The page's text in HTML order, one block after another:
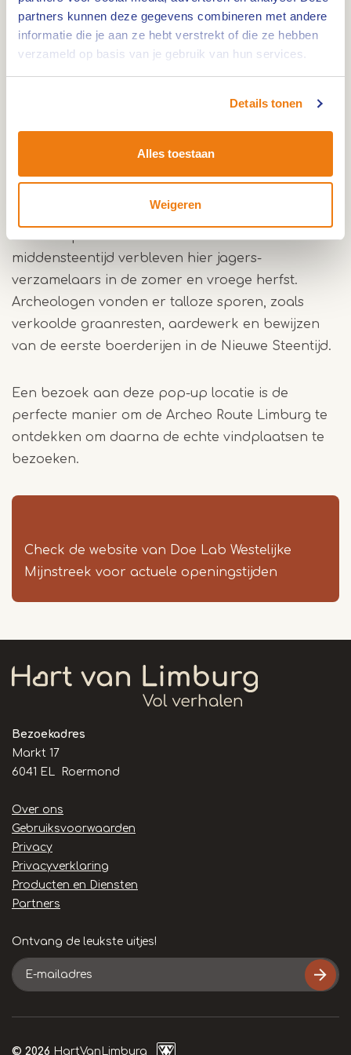
partners kunnen deze gegevens combineren met andere
informatie die je aan ze hebt verstrekt of die ze hebben
verzameld op basis van je gebruik van hun services.
Details tonen
Alles toestaan
Weigeren
Aijen. Via degratis Archeo Route Limburg 2.0 app
ontdek je het verhaal van deze plek, ondersteund
door moderne technieken, waardoor het lijkt
alsof je zelf terugreist naar de prehistorie.
dankzij het project Maaswerken beter beschermd
waterstand. De Maas bepaalde eeuwenlang het
landschap en het leven van mens en dier. In de
middensteentijd verbleven hier jagers-
verzamelaars in de zomer en vroege herfst.
Archeologen vonden er talloze sporen, zoals
verkoolde graanresten, aardewerk en bewijzen
van de eerste boerderijen in de Nieuwe Steentijd.
Een bezoek aan deze pop-up locatie is de
perfecte manier om de Archeo Route Limburg te
ontdekken om daarna de echte vindplaatsen te
bezoeken.
Check de website van Doe Lab Westelijke
Mijnstreek voor actuele openingstijden
Bezoekadres
Markt 17
6041 EL Roermond
Handige
links
Over ons
Gebruiksvoorwaarden
Privacy
Privacyverklaring
Producten en Diensten
Partners
Ontvang de leukste uitjes!
E-
mailadres
© 2026 HartVanLimburg